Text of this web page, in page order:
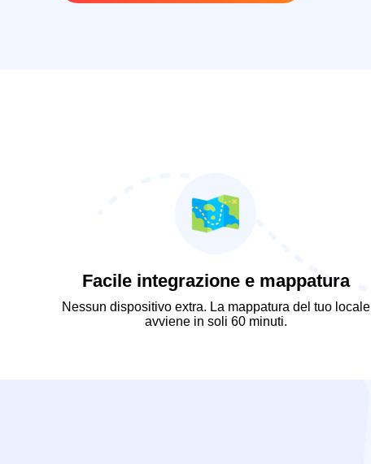
Facile integrazione e mappatura
Nessun dispositivo extra. La mappatura del tuo locale
avvienein soli 60 minuti.